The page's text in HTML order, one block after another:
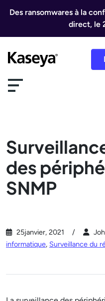
Des ransomwares à la
direct, le
des
SNMP
25janvier, 2021
informatique, Surveillance du